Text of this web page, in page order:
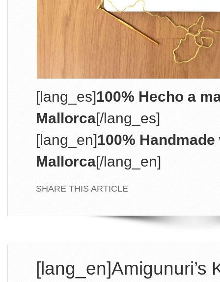
[lang_es]100% Hecho a
Mallorca[/lang_es]
[lang_en]100%
Mallorca[/lang_en]
SHARE THIS ARTICLE
[lang_en]Amigunuri’s